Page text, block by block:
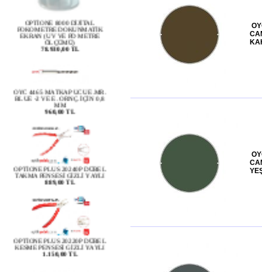
OPTİONE 8000 DİJİTAL
FOKOMETRE DOKUNMATİK
EKRAN (UV VE PD METRE
ÖLÇÜMÜ)
78.930,00 TL
OYC 4465 MATKAP UCU E.MR.
960,00 TL
OPTİONE PLUS 20240P DÜBEL
TAKMA PENSESİ GİZLİ YAYLI
889,00 TL
OPTİONE PLUS 20220P DÜBEL
KESME PENSESİ GİZLİ YAYLI
1.150,00 TL